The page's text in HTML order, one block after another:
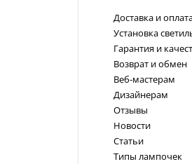
Доставка и
Установка
Гарантия и
Возврат и обмен
Веб-мастерам
Дизайнерам
Отзывы
Новости
Статьи
Типы лампочек